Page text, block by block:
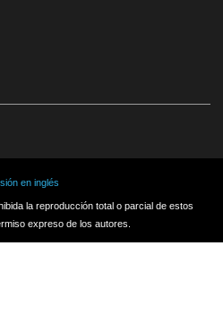
en inglés
la reproducción total o parcial de estos
expreso de los autores.